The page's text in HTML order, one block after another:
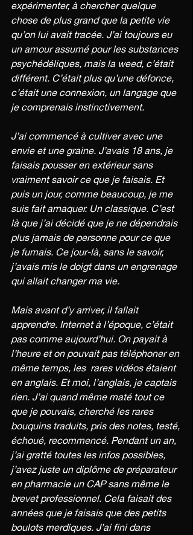
expérimenter, à chercher quelque
chose de plus grand que la petite vie
qu’on lui avait tracée. J’ai toujours eu
un amour assumé pour les substances
psychédéliques, mais la weed, c’était
différent. C’était plus qu’une défonce,
c’était une connexion, un langage que
je comprenais instinctivement.
J’ai commencé à cultiver avec une
envie et une graine. J’avais 18 ans, je
faisais pousser en extérieur sans
vraiment savoir ce que je faisais. Et
puis un jour, comme beaucoup, je me
suis fait arnaquer. Un classique. C’est
là que j’ai décidé que je ne dépendrais
plus jamais de personne pour ce que
je fumais. Ce jour-là, sans le savoir,
j’avais mis le doigt dans un engrenage
qui allait changer ma vie.
Mais avant d’y arriver, il fallait
apprendre. Internet à l’époque, c’était
pas comme aujourd’hui. On payait à
l’heure et on pouvait pas téléphoner en
même temps, les  rares vidéos étaient
en anglais. Et moi, l’anglais, je captais
rien. J’ai quand même maté tout ce
que je pouvais, cherché les rares
bouquins traduits, pris des notes, testé,
échoué, recommencé. Pendant un an,
j’ai gratté toutes les infos possibles,
j’avez juste un diplôme de préparateur
en pharmacie un CAP sans même le
brevet professionnel. Cela faisait des
années que je faisais que des petits
boulots merdiques. J’ai fini dans